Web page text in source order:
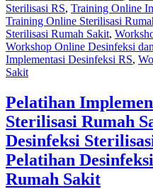
Sterilisasi RS, Training Online
Training Online Sterilisasi
Sterilisasi Rumah Sakit,
Workshop Online Desinfeksi
Implementasi Desinfeksi RS,
Sakit
Pelatihan
Sterilisasi Rumah
Desinfeksi
Pelatihan
Rumah Sakit